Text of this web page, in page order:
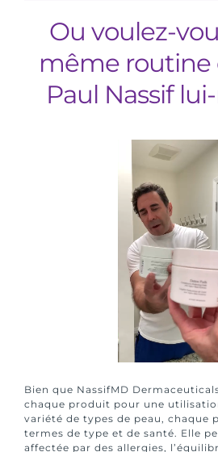
Ou voulez-
même routine
Paul Nassif
Bien que NassifMD
chaque produit pour une
variété de types de peau, chaque
termes de type et de santé. Elle
affectée par des allergies,